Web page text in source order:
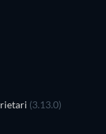
(3.13.0)